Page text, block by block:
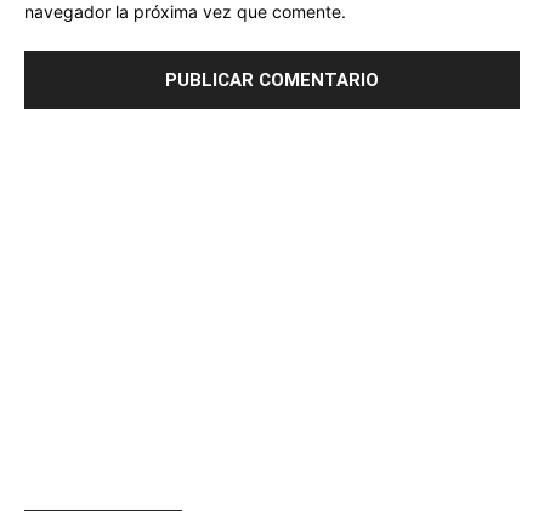
navegador la próxima vez que comente.